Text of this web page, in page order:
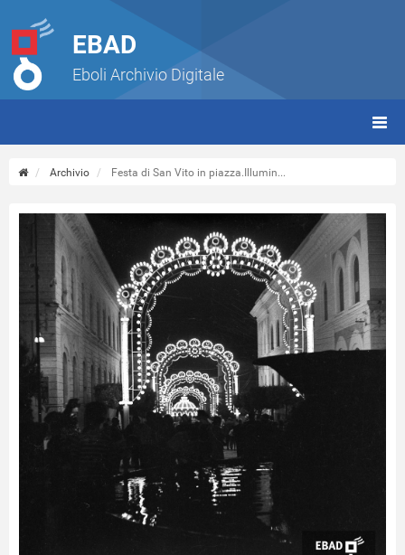
EBAD
Eboli Archivio Digitale
Archivio Festa di San Vito in piazza.Illumin...